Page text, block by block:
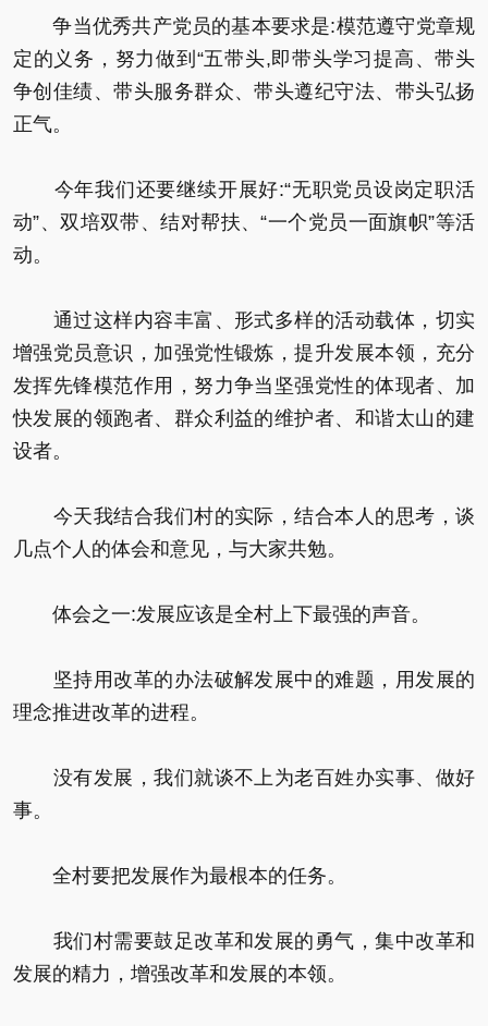
争当优秀共产党员的基本要求是:模范遵守党章规
定的义务，努力做到“五带头,即带头学习提高、带头
争创佳绩、带头服务群众、带头遵纪守法、带头弘扬
正气。
今年我们还要继续开展好:“无职党员设岗定职活
动”、双培双带、结对帮扶、“一个党员一面旗帜”等活
动。
通过这样内容丰富、形式多样的活动载体，切实
增强党员意识，加强党性锻炼，提升发展本领，充分
发挥先锋模范作用，努力争当坚强党性的体现者、加
快发展的领跑者、群众利益的维护者、和谐太山的建
设者。
今天我结合我们村的实际，结合本人的思考，谈
几点个人的体会和意见，与大家共勉。
体会之一:发展应该是全村上下最强的声音。
坚持用改革的办法破解发展中的难题，用发展的
理念推进改革的进程。
没有发展，我们就谈不上为老百姓办实事、做好
事。
全村要把发展作为最根本的任务。
我们村需要鼓足改革和发展的勇气，集中改革和
发展的精力，增强改革和发展的本领。